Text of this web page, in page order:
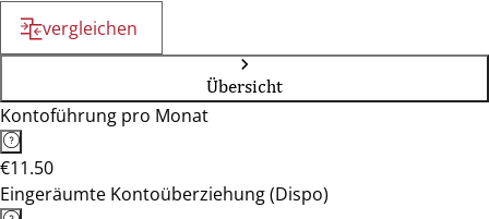
vergleichen
Übersicht
Kontoführung pro Monat
€11.50
Eingeräumte Kontoüberziehung (Dispo)